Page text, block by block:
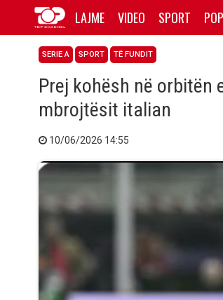
LAJME VIDEO SPORT
SERIE A SPORT TË FUNDIT
Prej kohësh në orbitën
mbrojtësit italian
10/06/2026 14:55